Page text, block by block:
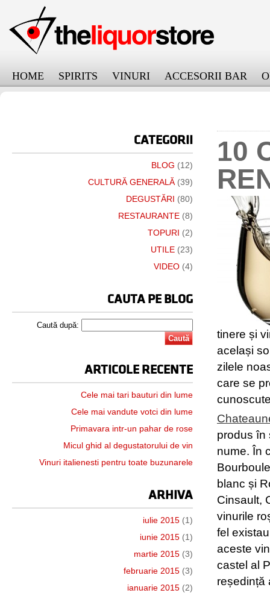
HOME SPIRITS VINURI ACCESORII BAR
10
tinere și
același
zilele
care se
produs în
nume. În
blanc și
Cinsault,
vinurile
fel
aceste
castel al
reședință
CATEGORII
BLOG (12)
CULTURĂ GENERALĂ (39)
DEGUSTĂRI (80)
RESTAURANTE (8)
TOPURI (2)
UTILE (23)
VIDEO (4)
CAUTA PE BLOG
Caută după:
ARTICOLE RECENTE
Cele mai tari bauturi din lume
Cele mai vandute votci din lume
Primavara intr-un pahar de rose
Micul ghid al degustatorului de vin
Vinuri italienesti pentru toate buzunarele
ARHIVA
iulie 2015 (1)
iunie 2015 (1)
martie 2015 (3)
februarie 2015 (3)
ianuarie 2015 (2)